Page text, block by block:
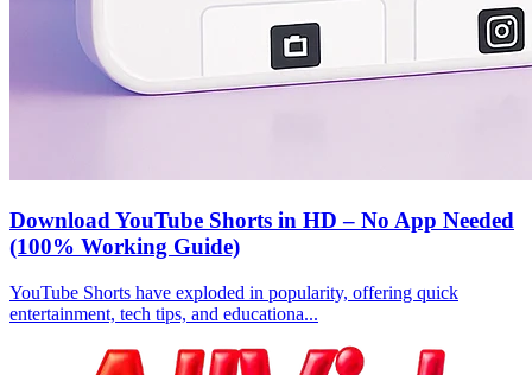
Download YouTube Shorts in HD – No App Needed
(100% Working Guide)
YouTube Shorts have exploded in popularity, offering quick
entertainment, tech tips, and educationa...